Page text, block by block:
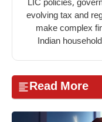
LIC policies,
evolving tax and
make complex
Indian
Read More